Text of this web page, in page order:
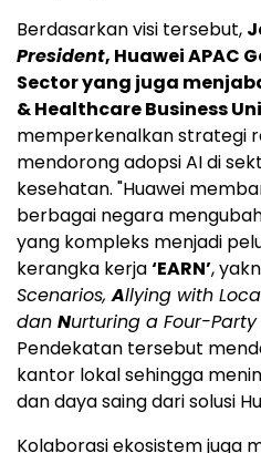
Berdasarkan visi tersebut,
President, Huawei APAC
Sector yang juga
& Healthcare Business
memperkenalkan strategi
mendorong adopsi AI di
kesehatan. "Huawei
berbagai negara
yang kompleks menjadi
kerangka kerja‘EARN’,
Scenarios,Allying with
dan Nurturing a Four-
Pendekatan tersebut
kantor lokal sehingga
dan daya saing dari solusi
Kolaborasi ekosistem juga